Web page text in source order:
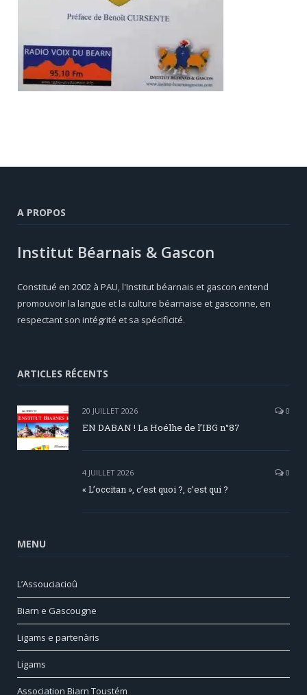
A PROPOS
Institut Béarnais & Gascon
Constitué en 2002 à PAU, l'Institut béarnais et gascon entend
promouvoir la langue et la culture béarnaise et gasconne, en
respectant son intégrité et sa spécificité.
ARTICLES RÉCENTS
20 JUILLET 2026 0
EN DABAN ! La Hoélhe de l’IBG n°87
4 JUILLET 2026 0
« L’occitan », c’est quoi ?, c’est qui ?
MENU
L’Assouciacioû
Biarn e Gascougne
Ligams e partenàris
Ligams
Association Biarn Toustém